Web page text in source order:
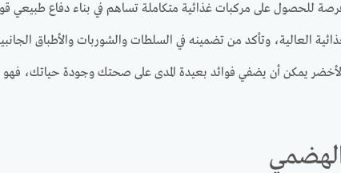
للحصول على مركبات غذائية متكاملة تساهم في بناء دفاع طبيعي
العالية، وتأكد من تضمينه في السلطات والشوربات والأطباق
يمكن أن يضفي فوائد بعيدة المدى على صحتك وجودة حياتك،